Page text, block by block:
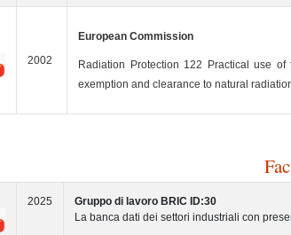
2002
European Commission
Radiation Protection 122 Practical use
exemption and clearance to natural
2025
Gruppo di lavoro BRIC ID:30
La banca dati dei settori industriali con